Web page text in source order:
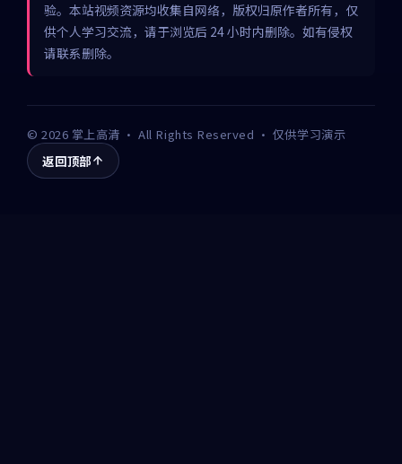
验。本站视频资源均收集自网络，版权归原作者所有，仅
供个人学习交流，请于浏览后 24 小时内删除。如有侵权
请联系删除。
©2026 掌上高清 · All Rights Reserved · 仅供学习演示
返回顶部